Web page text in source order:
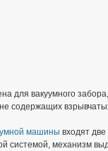
для вакуумного забора,
содержащих
машины входят две
системой, механизм